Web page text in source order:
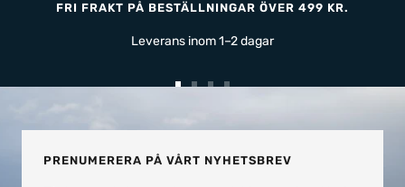
FRI FRAKT PÅ BESTÄLLNINGAR ÖVER 499 KR.
Leverans inom 1–2 dagar
1
2 3 4
PRENUMERERA PÅ VÅRT NYHETSBREV